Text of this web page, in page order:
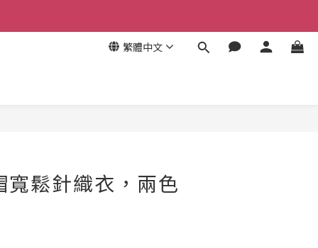
繁體中文
寬鬆針織衣，兩色